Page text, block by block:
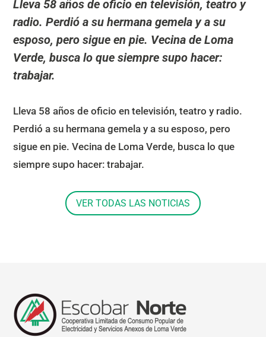
Lleva 58 años de oficio en televisión, teatro y
radio. Perdió a su hermana gemela y a su
esposo, pero sigue en pie. Vecina de Loma
Verde, busca lo que siempre supo hacer:
trabajar.
Lleva 58 años de oficio en televisión, teatro y radio.
Perdió a su hermana gemela y a su esposo, pero
sigue en pie. Vecina de Loma Verde, busca lo que
siempre supo hacer: trabajar.
VER TODAS LAS NOTICIAS